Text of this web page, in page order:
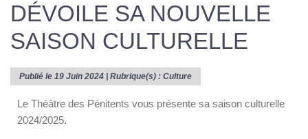
DÉVOILE SA NOUVELLE
SAISON CULTURELLE
Publié le 19 Juin 2024 | Rubrique(s) : Culture
Le Théâtre des Pénitents vous présente sa saison culturelle
2024/2025.